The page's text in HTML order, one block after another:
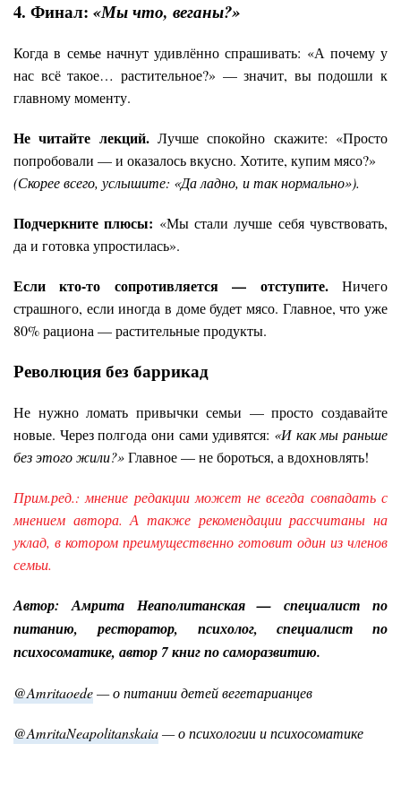
4. Финал: «Мы что, веганы?»
Когда в семье начнут удивлённо спрашивать: «А почему у
нас всё такое… растительное?» — значит, вы подошли к
главному моменту.
Не читайте лекций.Лучше спокойно скажите: «Просто
попробовали — и оказалось вкусно. Хотите, купим мясо?»
(Скорее всего, услышите: «Да ладно, и так нормально»).
Подчеркните плюсы: «Мы стали лучше себя чувствовать,
да и готовка упростилась».
Если кто-то сопротивляется — отступите.Ничего
страшного, если иногда в доме будет мясо. Главное, что уже
80% рациона — растительные продукты.
Революция без баррикад
Не нужно ломать привычки семьи — просто создавайте
новые. Через полгода они сами удивятся: «И как мы раньше
без этого жили?»Главное — не бороться, а вдохновлять!
Прим.ред.: мнение редакции может не всегда совпадать с
мнением автора. А также рекомендации рассчитаны на
уклад, в котором преимущественно готовит один из членов
семьи.
Автор: Амрита Неаполитанская — специалист по
питанию, ресторатор, психолог, специалист по
психосоматике, автор 7 книг по саморазвитию.
@Amritaoede— о питании детей вегетарианцев
@AmritaNeapolitanskaia— о психологии и психосоматике